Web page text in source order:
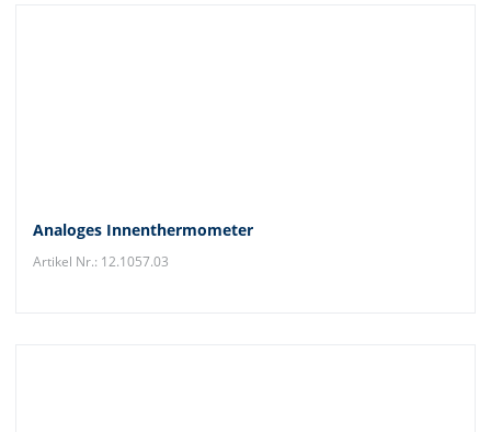
Analoges Innenthermometer
Artikel Nr.: 12.1057.03